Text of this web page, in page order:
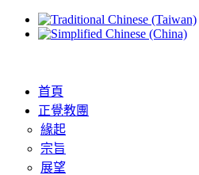
首頁
正覺教團
緣起
宗旨
展望